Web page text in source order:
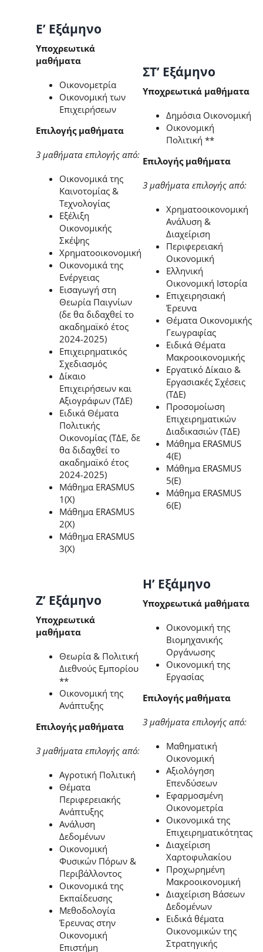
Ε’ Εξάμηνο
Υποχρεωτικά
μαθήματα
Οικονομετρία
Οικονομική των
Επιχειρήσεων
Επιλογής μαθήματα
3 μαθήματα επιλογής από:
Οικονομικά της
Καινοτομίας &
Τεχνολογίας
Εξέλιξη
Οικονομικής
Σκέψης
Χρηματοοικονομική
Οικονομικά της
Ενέργειας
Εισαγωγή στη
Θεωρία Παιγνίων
(δε θα διδαχθεί το
ακαδημαϊκό έτος
2024-2025)
Επιχειρηματικός
Σχεδιασμός
Δίκαιο
Επιχειρήσεων και
Αξιογράφων (ΤΔΕ)
Ειδικά Θέματα
Πολιτικής
Οικονομίας (ΤΔΕ, δε
θα διδαχθεί το
ακαδημαϊκό έτος
2024-2025)
Μάθημα ERASMUS
1(X)
Μάθημα ERASMUS
2(X)
Μάθημα ERASMUS
3(X)
ΣΤ’ Εξάμηνο
Υποχρεωτικά μαθήματα
Δημόσια Οικονομική
Οικονομική
Πολιτική **
Επιλογής μαθήματα
3 μαθήματα επιλογής από:
Χρηματοοικονομική
Ανάλυση &
Διαχείριση
Περιφερειακή
Οικονομική
Ελληνική
Οικονομική Ιστορία
Επιχειρησιακή
Έρευνα
Θέματα Οικονομικής
Γεωγραφίας
Ειδικά Θέματα
Μακροοικονομικής
Εργατικό Δίκαιο &
Εργασιακές Σχέσεις
(ΤΔΕ)
Προσομοίωση
Επιχειρηματικών
Διαδικασιών (ΤΔΕ)
Μάθημα ERASMUS
4(E)
Μάθημα ERASMUS
5(E)
Μάθημα ERASMUS
6(E)
Ζ’ Εξάμηνο
Υποχρεωτικά
μαθήματα
Θεωρία & Πολιτική
Διεθνούς Εμπορίου
**
Οικονομική της
Ανάπτυξης
Επιλογής μαθήματα
3 μαθήματα επιλογής από:
Αγροτική Πολιτική
Θέματα
Περιφερειακής
Ανάπτυξης
Ανάλυση
Δεδομένων
Οικονομική
Φυσικών Πόρων &
Περιβάλλοντος
Οικονομικά της
Εκπαίδευσης
Μεθοδολογία
Έρευνας στην
Οικονομική
Επιστήμη
Η’ Εξάμηνο
Υποχρεωτικά μαθήματα
Οικονομική της
Βιομηχανικής
Οργάνωσης
Οικονομική της
Εργασίας
Επιλογής μαθήματα
3 μαθήματα επιλογής από:
Μαθηματική
Οικονομική
Αξιολόγηση
Επενδύσεων
Εφαρμοσμένη
Οικονομετρία
Οικονομικά της
Επιχειρηματικότητας
Διαχείριση
Χαρτοφυλακίου
Προχωρημένη
Μακροοικονομική
Διαχείριση Βάσεων
Δεδομένων
Ειδικά θέματα
Οικονομικών της
Στρατηγικής